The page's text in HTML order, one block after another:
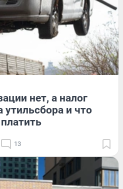
нет, а налог
утильсбора и что
13